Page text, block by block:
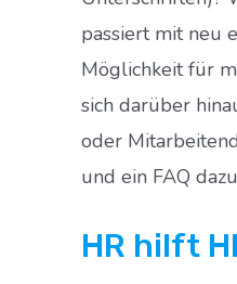
passiert mit neu
Möglichkeit für
sich darüber
oder
und ein FAQ
HR hilft